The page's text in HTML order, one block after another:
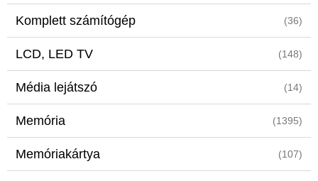
Komplett számítógép (36)
LCD, LED TV (148)
Média lejátszó (14)
Memória (1395)
Memóriakártya (107)